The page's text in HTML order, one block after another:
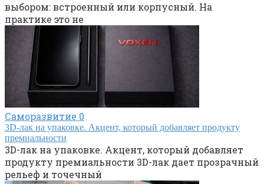
выбором: встроенный или корпусный. На
практике это не
Саморазвитие 0
3D-лак на упаковке. Акцент, который добавляет продукту
премиальности
3D-лак на упаковке. Акцент, который добавляет
продукту премиальности 3D-лак дает прозрачный
рельеф и точечный